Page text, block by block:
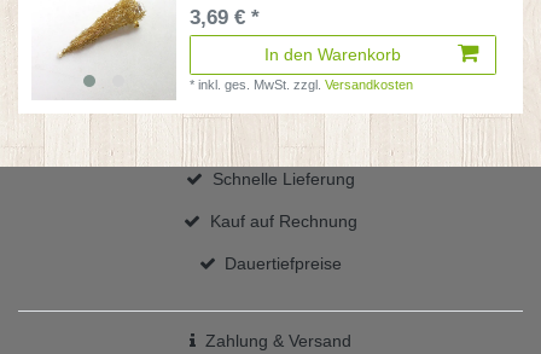
3,69 € *
In den Warenkorb
*inkl. ges. MwSt. zzgl.Versandkosten
Schnelle Lieferung
Kauf auf Rechnung
Dauertiefpreise
Zahlung & Versand